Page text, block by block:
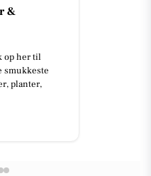
&
op her til
smukkeste
planter,